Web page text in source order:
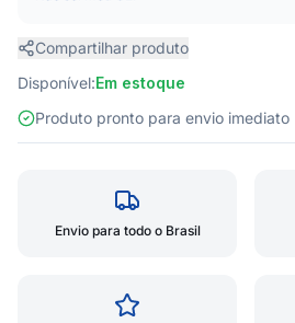
Compartilhar produto
Disponível:Em estoque
Produto pronto para envio imediato
Envio para todo o Brasil